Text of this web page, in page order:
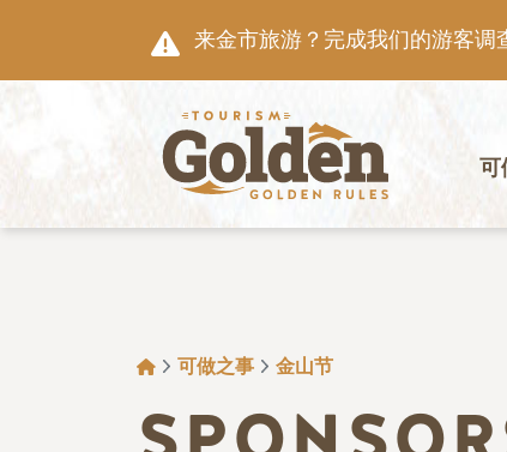
来金市旅游？完成我们的游客调
可
面包屑
可做之事 金山节